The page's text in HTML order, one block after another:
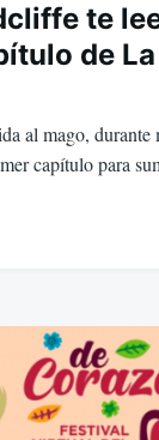
te
de
al mago, durante
capítulo para